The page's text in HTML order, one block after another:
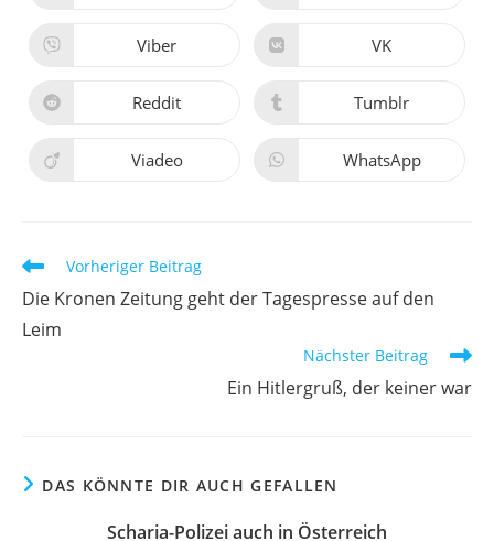
neuen
Fenster
neuen
Fenster
Öffnet
neuen
Fenster
Viber Öffnet
neuen
Fenster
VK
Öffnet
neuen
Fenster
Reddit Öffnet
neuen
Fenster
Tumblr
Öffnet
Viadeo Öffnet
WhatsApp
Weitere
ansehen
Vorheriger Beitrag
Die Kronen Zeitung geht der Tagespresse auf den
Leim
Nächster Beitrag
Ein Hitlergruß, der keiner war
DAS KÖNNTE DIR AUCH GEFALLEN
Scharia-Polizei auch in Österreich